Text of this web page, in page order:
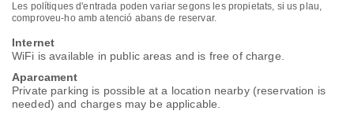
Les polítiques d'entrada poden variar segons les propietats, si us plau,
comproveu-ho amb atenció abans de reservar.
Internet
WiFi is available in public areas and is free of charge.
Aparcament
Private parking is possible at a location nearby (reservation is
needed) and charges may be applicable.